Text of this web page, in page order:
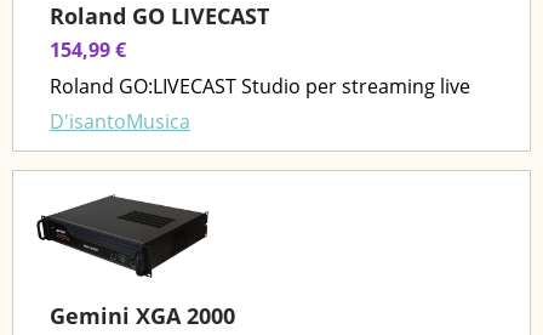
Roland GO LIVECAST
154,99 €
Roland GO:LIVECAST Studio per streaming live
D'isantoMusica
Gemini XGA 2000